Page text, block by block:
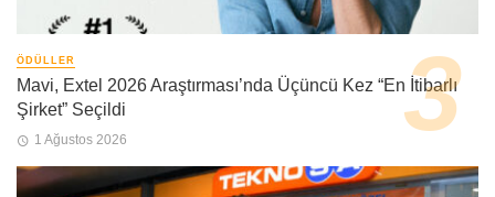
ÖDÜLLER
Mavi, Extel 2026 Araştırması’nda Üçüncü Kez “En İtibarlı
Şirket” Seçildi
1 Ağustos 2026